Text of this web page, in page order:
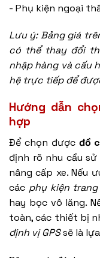
- Phụ kiện ngoại
Lưu ý: Bảng giá
có thể thay đổi
nhập hàng và cấu
hệ trực tiếp để
Hướng dẫn
hợp
Để chọn được đồ
định rõ nhu cầu
nâng cấp xe. Nếu
các phụ kiện
hay bọc vô lăng.
toàn, các thiết bị
định vị GPSsẽ là